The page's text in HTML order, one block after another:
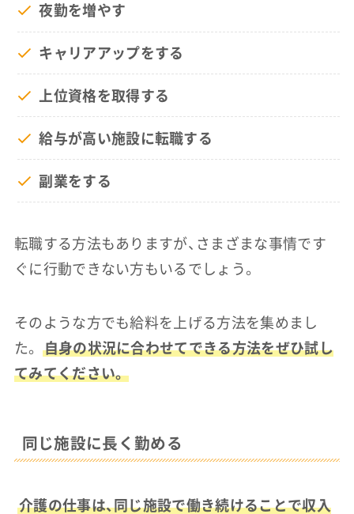
夜勤を増やす
キャリアアップをする
上位資格を取得する
給与が高い施設に転職する
副業をする
転職する方法もありますが、さまざまな事情です
ぐに行動できない方もいるでしょう。
そのような方でも給料を上げる方法を集めまし
た。
自身の状況に合わせてできる方法をぜひ試し
てみてください。
同じ施設に長く勤める
介護の仕事は、同じ施設で働き続けることで収入